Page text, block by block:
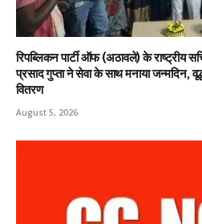
रिपब्लिकन पार्टी ऑफ (अठावले) के राष्ट्रीय
प्रसाद गुप्ता ने सेवा के साथ मनाया जन्मदिन,
वितरण
August 5, 2026